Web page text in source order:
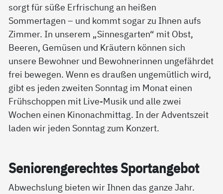
sorgt für süße Erfrischung an heißen
Sommertagen – und kommt sogar zu Ihnen aufs
Zimmer. In unserem „Sinnesgarten“ mit Obst,
Beeren, Gemüsen und Kräutern können sich
unsere Bewohner und Bewohnerinnen ungefährdet
frei bewegen. Wenn es draußen ungemütlich wird,
gibt es jeden zweiten Sonntag im Monat einen
Frühschoppen mit Live-Musik und alle zwei
Wochen einen Kinonachmittag. In der Adventszeit
laden wir jeden Sonntag zum Konzert.
Se­nio­ren­ge­rech­tes Sport­an­ge­bot
Abwechslung bieten wir Ihnen das ganze Jahr.